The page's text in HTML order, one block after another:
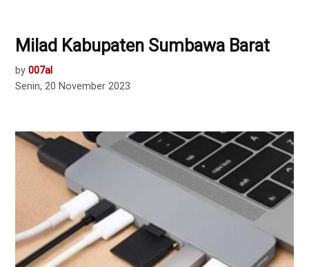
Milad Kabupaten Sumbawa Barat
by 007al
Senin, 20 November 2023